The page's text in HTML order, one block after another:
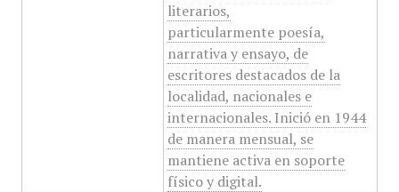
literarios,
particularmente poesía,
narrativa y ensayo, de
escritores destacados de la
localidad, nacionales e
internacionales. Inició en 1944
de manera mensual, se
mantiene activa en soporte
físico y digital.